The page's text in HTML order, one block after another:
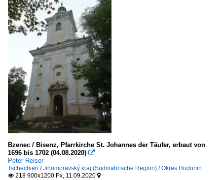
Bzenec / Bisenz, Pfarrkirche St. Johannes der Täufer, erbaut von
1696 bis 1702 (04.08.2020) 
Peter Reiser
Tschechien / Jihomoravský kraj (Südmährische Region) / Okres Hodonin
 218 900x1200 Px, 11.09.2020 